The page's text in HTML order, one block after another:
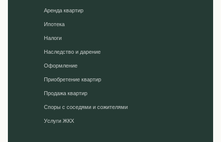
Аренда квартир
Ипотека
Налоги
Наследство и дарение
Оформление
Приобретение квартир
Продажа квартир
Споры с соседями и сожителями
Уcлуги ЖКХ